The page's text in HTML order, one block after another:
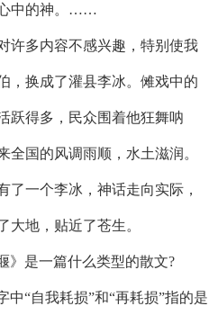
心中的神。……
多内容不感兴趣，特别使我
，换成了灌县李冰。傩戏中的
跃得多，民众围着他狂舞呐
全国的风调雨顺，水土滋润。
了一个李冰，神话走向实际，
大地，贴近了苍生。
是一篇什么类型的散文?
“自我耗损”和“再耗损”指的是